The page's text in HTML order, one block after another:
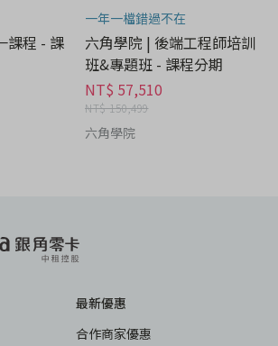
課程 - 課
一年一檔錯過不在
六角學院 | 後端工程師培訓
班&專題班 - 課程分期
NT$ 57,510
NT$ 150,499
六角學院
最新優惠
合作商家優惠